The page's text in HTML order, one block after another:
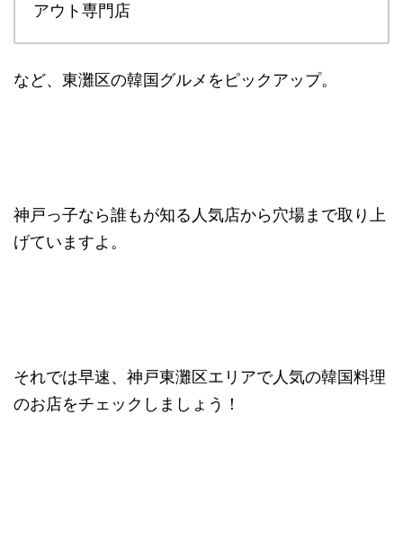
アウト専門店
など、東灘区の韓国グルメをピックアップ。
神戸っ子なら誰もが知る人気店から穴場まで取り上
げていますよ。
それでは早速、神戸東灘区エリアで人気の韓国料理
のお店をチェックしましょう！